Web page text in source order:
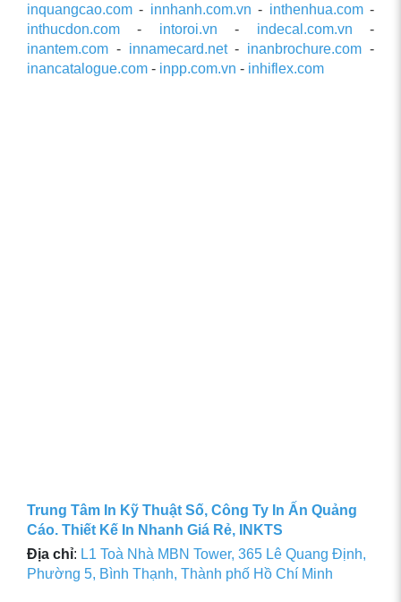
inquangcao.com - innhanh.com.vn - inthenhua.com-
inthucdon.com - intoroi.vn - indecal.com.vn -
inantem.com - innamecard.net- inanbrochure.com -
inancatalogue.com - inpp.com.vn - inhiflex.com
Trung Tâm In Kỹ Thuật Số, Công Ty In Ấn Quảng
Cáo. Thiết Kế In Nhanh Giá Rẻ, INKTS
Địa chỉ: L1 Toà Nhà MBN Tower, 365 Lê Quang Định,
Phường 5, Bình Thạnh, Thành phố Hồ Chí Minh